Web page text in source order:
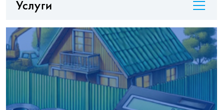
Услуги